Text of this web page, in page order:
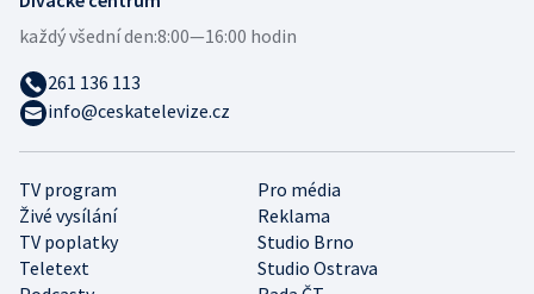
TV program
Pro média
Živé vysílání
Reklama
TV poplatky
Studio Brno
Teletext
Studio Ostrava
každý všední den:8:00—16:00 hodin
261 136 113
info@ceskatelevize.cz